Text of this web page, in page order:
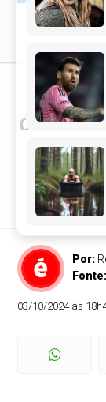
deve
Avião da
Por:
03/10/2024 às